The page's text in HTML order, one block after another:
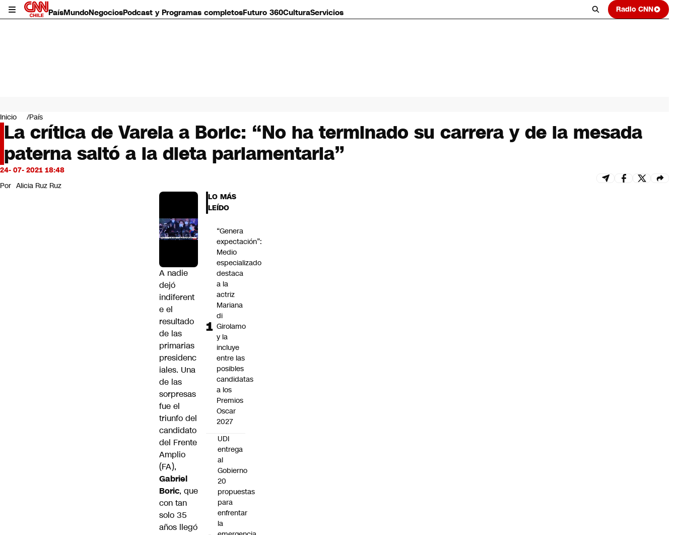
PaísMundoNegociosPodcast y Programas completosFuturo 360CulturaServicios Radio CNN
Mundo
Negocios
Deportes
Programas completos
Cultura
Servicios
Bits
CNN Data
Inicio País
La crítica de Varela a Boric: “No ha terminado su carrera y de la mesada
paterna saltó a la dieta parlamentaria”
24- 07- 2021 18:48
Por Alicia Ruz Ruz
A nadie
dejó
indiferent
e el
resultado
de las
primarias
presidenc
iales. Una
de las
sorpresas
fue el
triunfo del
candidato
del Frente
Amplio
(FA),
Gabriel
Boric, que
con tan
solo 35
años llegó
LO MÁS
LEÍDO
“Genera
expectación”:
Medio
especializado
destaca
a la
actriz
Mariana
di
Girolamo
y la
incluye
entre las
posibles
candidatas
a los
Premios
Oscar
2027
UDI
entrega
al
Gobierno
20
propuestas
para
enfrentar
la